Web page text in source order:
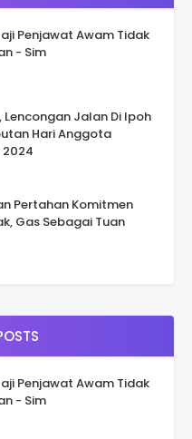
Penjawat Awam Tidak
- Sim
Lencongan Jalan Di Ipoh
Hari Anggota
2024
Pertahan Komitmen
Gas Sebagai Tuan
Penjawat Awam Tidak
- Sim